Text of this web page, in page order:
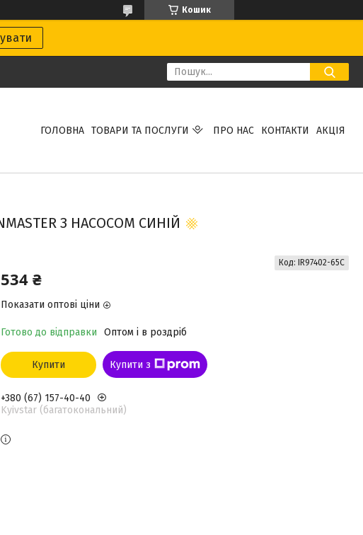
Кошик
ГОЛОВНА ТОВАРИ ТА ПОСЛУГИ ПРО НАС КОНТАКТИ АКЦІЯ
З НАСОСОМ СИНІЙ
534 ₴
Показати оптові ціни
Готово до відправки Оптом і в роздріб
Код: IR97402-65С
Купити Купити з
+380 (67) 157-40-40
Kyivstar (багатокональний)